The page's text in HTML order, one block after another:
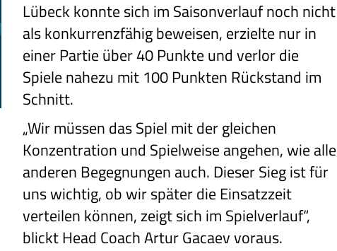
Lübeck konnte sich im Saisonverlauf noch nicht
als konkurrenzfähig beweisen, erzielte nur in
einer Partie über 40 Punkte und verlor die
Spiele nahezu mit 100 Punkten Rückstand im
Schnitt.
„Wir müssen das Spiel mit der gleichen
Konzentration und Spielweise angehen, wie alle
anderen Begegnungen auch. Dieser Sieg ist für
uns wichtig, ob wir später die Einsatzzeit
verteilen können, zeigt sich im Spielverlauf“,
blickt Head Coach Artur Gacaev voraus.